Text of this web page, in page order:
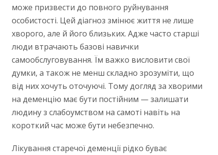
може призвести до повного руйнування
особистості. Цей діагноз змінює життя не лише
хворого, але й його близьких. Адже часто старші
люди втрачають базові навички
самообслуговування. Їм важко висловити свої
думки, а також не менш складно зрозуміти, що
від них хочуть оточуючі. Тому догляд за хворими
на деменцію має бути постійним — залишати
людину з слабоумством на самоті навіть на
короткий час може бути небезпечно.
Лікування старечої деменції рідко буває